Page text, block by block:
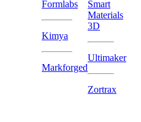
Formlabs
Kimya
Markforged
Smart
Materials
3D
Ultimaker
Zortrax